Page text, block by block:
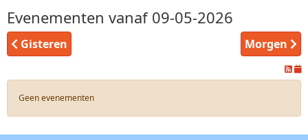
Evenementen vanaf 09-05-2026
Gisteren Morgen
Geen evenementen